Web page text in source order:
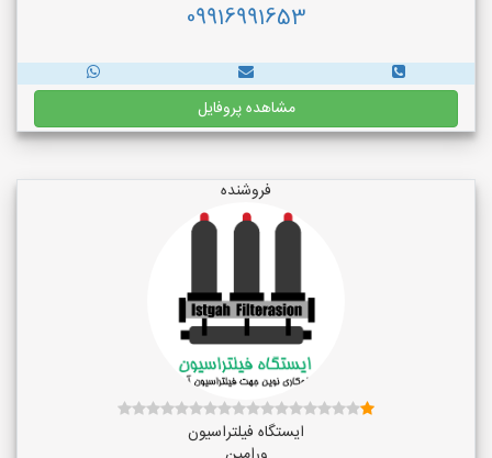
09916991653
مشاهده پروفایل
فروشنده
ایستگاه فیلتراسیون